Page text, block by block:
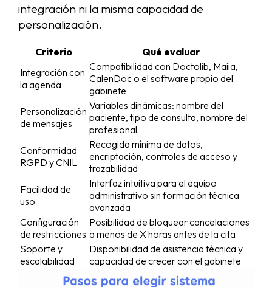
integración ni la misma capacidad de
personalización.
Criterio
Qué evaluar
Integración con
la agenda
Compatibilidad con Doctolib, Maiia,
CalenDoc o el software propio del
gabinete
Personalización
de mensajes
Variables dinámicas: nombre del
paciente, tipo de consulta, nombre del
profesional
Conformidad
RGPD y CNIL
Recogida mínima de datos,
encriptación, controles de acceso y
trazabilidad
Facilidad de
uso
Interfaz intuitiva para el equipo
administrativo sin formación técnica
avanzada
Configuración
de restricciones
Posibilidad de bloquear cancelaciones
a menos de X horas antes de la cita
Soporte y
escalabilidad
Disponibilidad de asistencia técnica y
capacidad de crecer con el gabinete